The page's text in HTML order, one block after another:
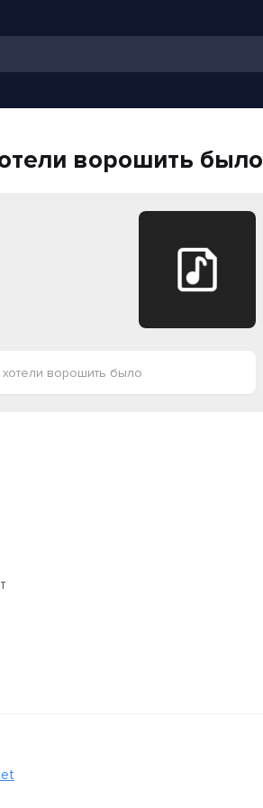
ворошить было
ворошить было